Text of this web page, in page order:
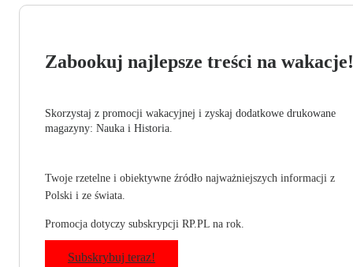
Zabookuj najlepsze treści na wakacje!
Skorzystaj z promocji wakacyjnej i zyskaj dodatkowe drukowane
magazyny: Nauka i Historia.
Twoje rzetelne i obiektywne źródło najważniejszych informacji z
Polski i ze świata.
Promocja dotyczy subskrypcji RP.PL na rok.
Subskrybuj teraz!